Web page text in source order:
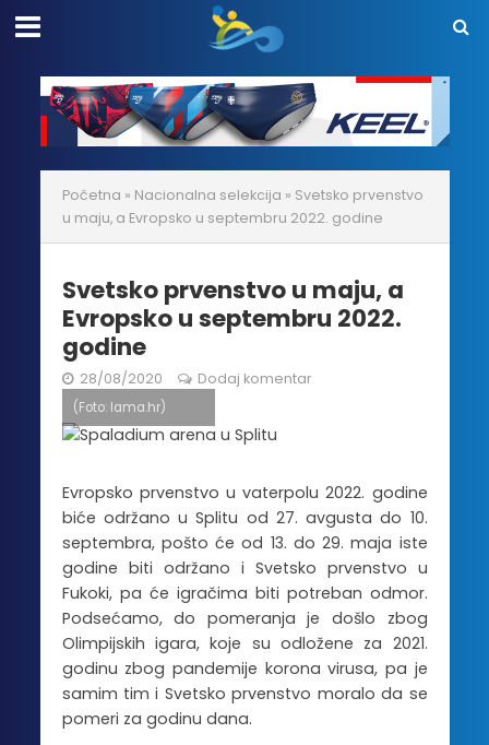
Početna » Nacionalna selekcija » Svetsko prvenstvo
u maju, a Evropsko u septembru 2022. godine
Svetsko prvenstvo u maju, a
Evropsko u septembru 2022.
godine
28/08/2020 Dodaj komentar
(Foto: lama.hr)
Evropsko prvenstvo u vaterpolu 2022. godine
biće održano u Splitu od 27. avgusta do 10.
septembra, pošto će od 13. do 29. maja iste
godine biti održano i Svetsko prvenstvo u
Fukoki, pa će igračima biti potreban odmor.
Podsećamo, do pomeranja je došlo zbog
Olimpijskih igara, koje su odložene za 2021.
godinu zbog pandemije korona virusa, pa je
samim tim i Svetsko prvenstvo moralo da se
pomeri za godinu dana.